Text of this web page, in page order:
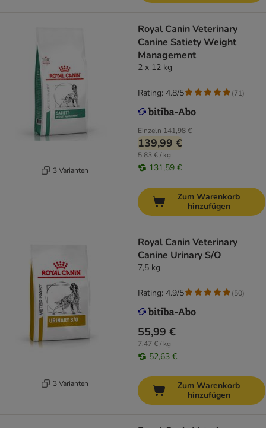
3 Varianten
Royal Canin Veterinary
Canine Satiety Weight
Management
2 x 12 kg
Einzeln 141,98 €
139,99 €
5,83 € / kg
131,59 €
Rating: 4.8/5 (71)
Zum Warenkorb
hinzufügen
3 Varianten
Royal Canin Veterinary
Canine Urinary S/O
7,5 kg
55,99 €
7,47 € / kg
52,63 €
Rating: 4.9/5 (50)
Zum Warenkorb
hinzufügen